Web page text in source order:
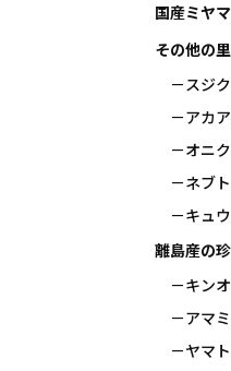
国産ミヤ
その他の
スジ
アカ
オニ
ネブト
キュ
離島産の
キン
アマ
ヤマ